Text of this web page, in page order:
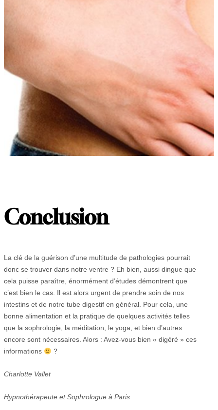
Conclusion
La clé de la guérison d’une multitude de pathologies pourrait
donc se trouver dans notre ventre ? Eh bien, aussi dingue que
cela puisse paraître, énormément d’études démontrent que
c’est bien le cas. Il est alors urgent de prendre soin de nos
intestins et de notre tube digestif en général. Pour cela, une
bonne alimentation et la pratique de quelques activités telles
que la sophrologie, la méditation, le yoga, et bien d’autres
encore sont nécessaires. Alors : Avez-vous bien « digéré » ces
informations
?
Charlotte Vallet
Hypnothérapeute et Sophrologue à Paris